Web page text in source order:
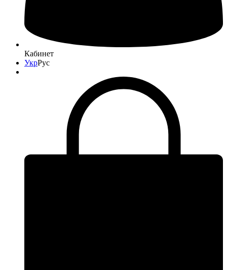
Кабинет
УкрРус